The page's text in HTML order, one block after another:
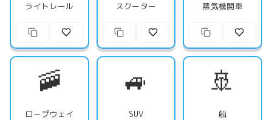
ライトレール スクーター 蒸気機関車
🚠
ロープウェイ
🚙
SUV
🚢
船